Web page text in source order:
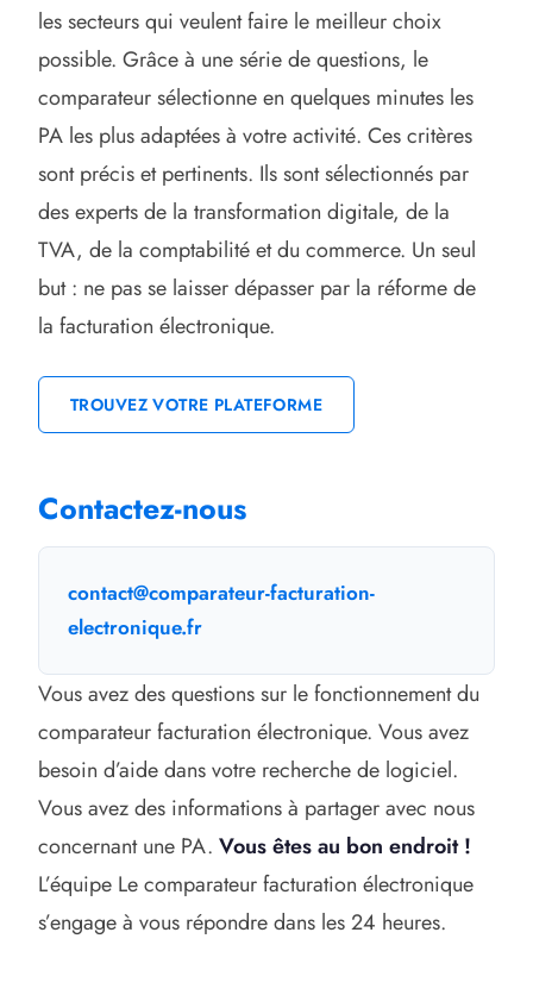
les secteurs qui veulent faire le meilleur choix
possible. Grâce à une série de questions, le
comparateur sélectionne en quelques minutes les
PA les plus adaptées à votre activité. Ces critères
sont précis et pertinents. Ils sont sélectionnés par
des experts de la transformation digitale, de la
TVA, de la comptabilité et du commerce. Un seul
but : ne pas se laisser dépasser par la réforme de
la facturation électronique.
TROUVEZ VOTRE PLATEFORME
Contactez-nous
contact@comparateur-facturation-
electronique.fr
Vous avez des questions sur le fonctionnement du
comparateur facturation électronique. Vous avez
besoin d’aide dans votre recherche de logiciel.
Vous avez des informations à partager avec nous
concernant une PA. Vous êtes au bon endroit !
L’équipe Le comparateur facturation électronique
s’engage à vous répondre dans les 24 heures.